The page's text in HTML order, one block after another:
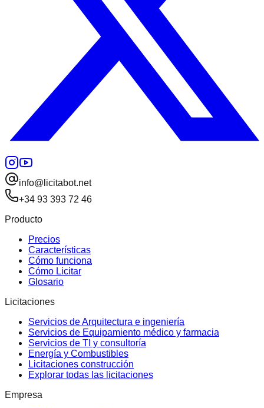
info@licitabot.net
+34 93 393 72 46
Producto
Precios
Características
Cómo funciona
Cómo Licitar
Glosario
Licitaciones
Servicios de Arquitectura e ingeniería
Servicios de Equipamiento médico y farmacia
Servicios de TI y consultoría
Energía y Combustibles
Licitaciones construcción
Explorar todas las licitaciones
Empresa